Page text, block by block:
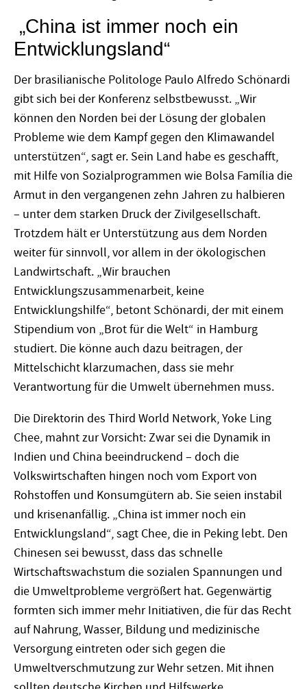
„China ist immer noch ein
Entwicklungsland“
Der brasilianische Politologe Paulo Alfredo Schönardi
gibt sich bei der Konferenz selbstbewusst. „Wir
können den Norden bei der Lösung der globalen
Probleme wie dem Kampf gegen den Klimawandel
unterstützen“, sagt er. Sein Land habe es geschafft,
mit Hilfe von Sozialprogrammen wie Bolsa Família die
Armut in den vergangenen zehn Jahren zu halbieren
– unter dem starken Druck der Zivilgesellschaft.
Trotzdem hält er Unterstützung aus dem Norden
weiter für sinnvoll, vor allem in der ökologischen
Landwirtschaft. „Wir brauchen
Entwicklungszusammenarbeit, keine
Entwicklungshilfe“, betont Schönardi, der mit einem
Stipendium von „Brot für die Welt“ in Hamburg
studiert. Die könne auch dazu beitragen, der
Mittelschicht klarzumachen, dass sie mehr
Verantwortung für die Umwelt übernehmen muss.
Die Direktorin des Third World Network, Yoke Ling
Chee, mahnt zur Vorsicht: Zwar sei die Dynamik in
Indien und China beeindruckend – doch die
Volkswirtschaften hingen noch vom Export von
Rohstoffen und Konsumgütern ab. Sie seien instabil
und krisenanfällig. „China ist immer noch ein
Entwicklungsland“, sagt Chee, die in Peking lebt. Den
Chinesen sei bewusst, dass das schnelle
Wirtschaftswachstum die sozialen Spannungen und
die Umweltprobleme vergrößert hat. Gegenwärtig
formten sich immer mehr Initiativen, die für das Recht
auf Nahrung, Wasser, Bildung und medizinische
Versorgung eintreten oder sich gegen die
Umweltverschmutzung zur Wehr setzen. Mit ihnen